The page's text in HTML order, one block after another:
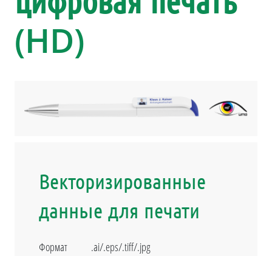
(HD)
Векторизированные
данные для печати
Формат
.ai/.eps/.tiff/.jpg